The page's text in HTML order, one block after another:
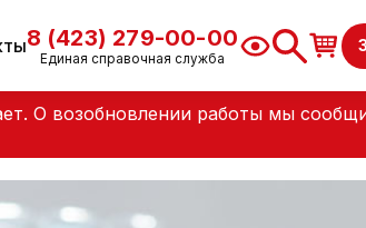
О возобновлении работы мы
8 (423) 279-00-00
Единая справочная служба